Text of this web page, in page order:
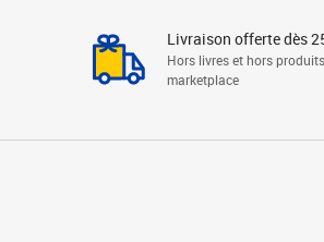
Livraison offerte dès
Hors livres et hors produits
marketplace